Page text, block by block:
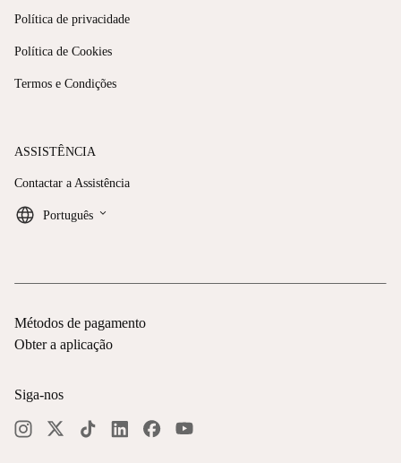
Política de privacidade
Política de Cookies
Termos e Condições
ASSISTÊNCIA
Contactar a Assistência
Português keyboard_arrow_down
Métodos de pagamento
Obter a aplicação
Siga-nos